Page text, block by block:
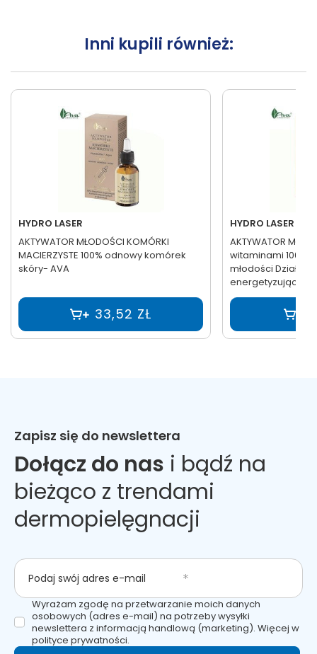
Inni kupili również:
HYDRO LASER
AKTYWATOR MŁODOŚCI KOMÓRKI
MACIERZYSTE 100% odnowy komórek
skóry- AVA
33,52 ZŁ
HYDRO LASER
AKTYWATOR
witaminami 100%
młodości
energetyzujące -
Zapisz się do newslettera
Dołącz do nas i bądź na
bieżąco z trendami
dermopielęgnacji
Podaj swój adres e-mail
Wyrażam zgodę na przetwarzanie moich danych
osobowych (adres e-mail) na potrzeby wysyłki
newslettera z informacją handlową (marketing). Więcej w
polityce prywatności.